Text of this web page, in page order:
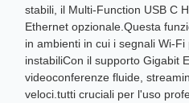
stabili, il Multi-Function USB C
Ethernet opzionale.Questa
in ambienti in cui i segnali Wi-
instabiliCon il supporto Gigabit
videoconferenze fluide,
veloci.tutti cruciali per l'uso